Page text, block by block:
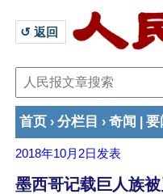
↺ 返回
首页 › 分栏目 › 奇闻 要
2018年10月2日 发表
墨西哥记载巨人族